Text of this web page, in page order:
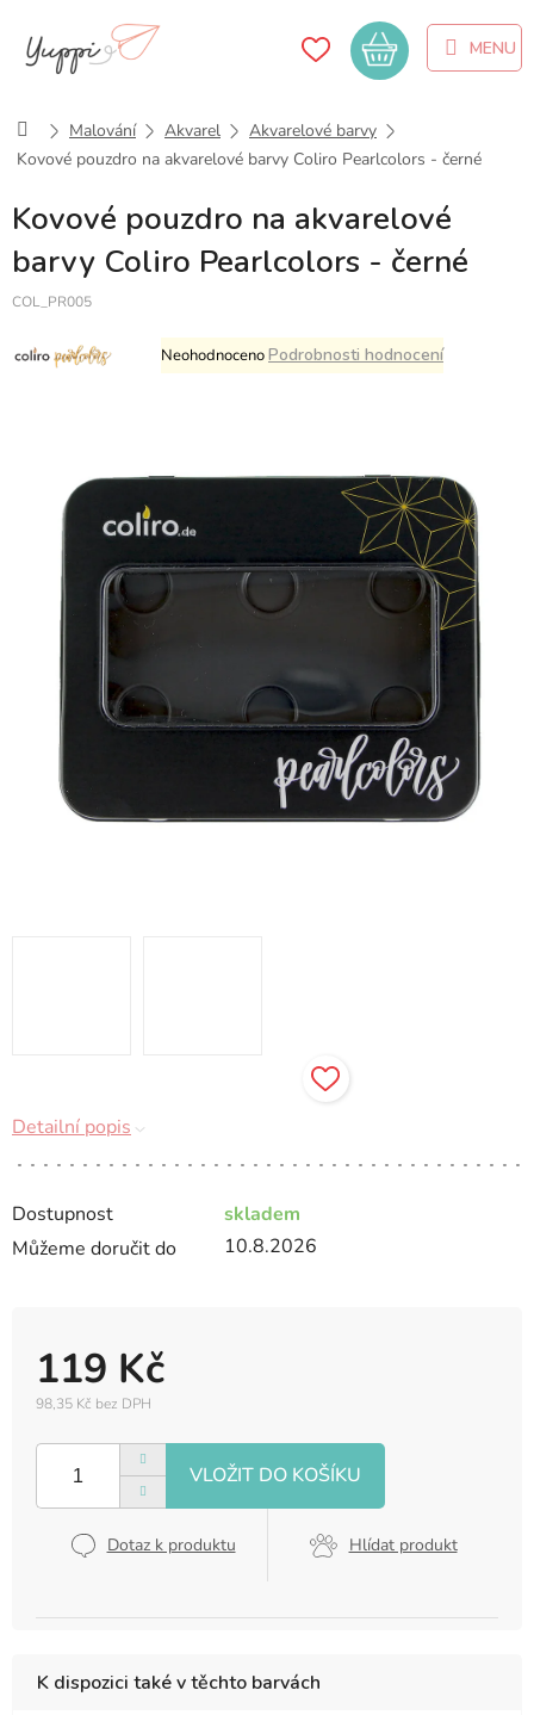
obsah
Nákupní
košík
DomůMalování Akvarel
Akvarelové barvy
Kovové pouzdro na akvarelové barvy Coliro Pearlcolors - černé
Kovové pouzdro na akvarelové
barvy Coliro Pearlcolors - černé
COL_PR005
Průměrné
hodnocení
5
NeohodnocenoPodrobnosti hodnocení
Dostupnost
skladem
Můžeme doručit do
10.8.2026
119 Kč
98,35 Kč bez DPH
cena:
Dotaz k produktu Hlídat produkt
Detailní popis
K dispozici také v těchto barvách